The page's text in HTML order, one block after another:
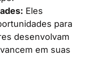
Eles
para
desenvolvam
em suas